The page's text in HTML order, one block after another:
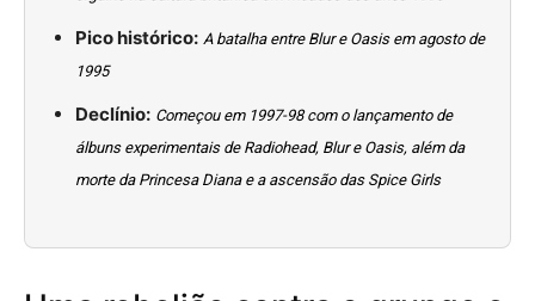
Pico histórico: A batalha entre Blur e Oasis em agosto de
1995
Declínio: Começou em 1997-98 com o lançamento de
álbuns experimentais de Radiohead, Blur e Oasis, além da
morte da Princesa Diana e a ascensão das Spice Girls